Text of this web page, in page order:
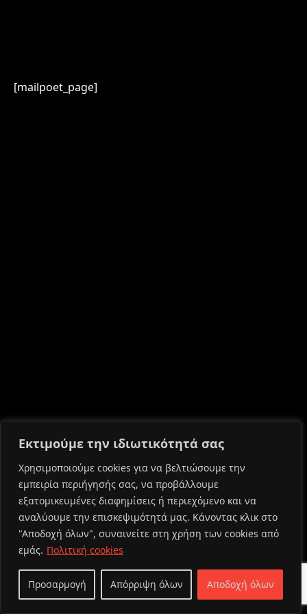
Εκτιμούμε την ιδιωτικότητά σας
Χρησιμοποιούμε cookies για να βελτιώσουμε την
εμπειρία περιήγησής σας, να προβάλλουμε
εξατομικευμένες διαφημίσεις ή περιεχόμενο και να
αναλύουμε την επισκεψιμότητά μας. Κάνοντας κλικ στο
"Αποδοχή όλων", συναινείτε στη χρήση των cookies από
εμάς. Πολιτική cookies
Προσαρμογή Απόρριψη όλων Αποδοχή όλων
[mailpoet_page]